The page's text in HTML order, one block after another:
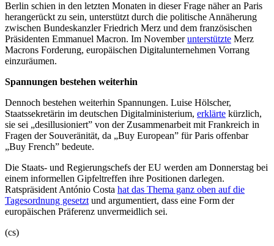
Berlin schien in den letzten Monaten in dieser Frage näher an Paris
herangerückt zu sein, unterstützt durch die politische Annäherung
zwischen Bundeskanzler Friedrich Merz und dem französischen
Präsidenten Emmanuel Macron. Im Novemberunterstützte Merz
Macrons Forderung, europäischen Digitalunternehmen Vorrang
einzuräumen.
Spannungen bestehen weiterhin
Dennoch bestehen weiterhin Spannungen. Luise Hölscher,
Staatssekretärin im deutschen Digitalministerium, erklärte kürzlich,
sie sei „desillusioniert” von der Zusammenarbeit mit Frankreich in
Fragen der Souveränität, da „Buy European” für Paris offenbar
„Buy French” bedeute.
Die Staats- und Regierungschefs der EU werden am Donnerstag bei
einem informellen Gipfeltreffen ihre Positionen darlegen.
Ratspräsident António Costa hat das Thema ganz oben auf die
Tagesordnung gesetzt und argumentiert, dass eine Form der
europäischen Präferenz unvermeidlich sei.
(cs)